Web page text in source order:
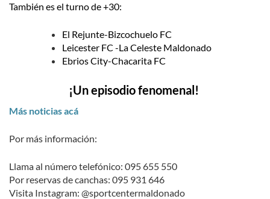
También es el turno de +30:
El Rejunte-Bizcochuelo FC
Leicester FC -La Celeste Maldonado
Ebrios City-Chacarita FC
¡Un episodio fenomenal!
Más noticias acá
Por más información:
Llama al número telefónico: 095 655 550
Por reservas de canchas: 095 931 646
Visita Instagram: @sportcentermaldonado